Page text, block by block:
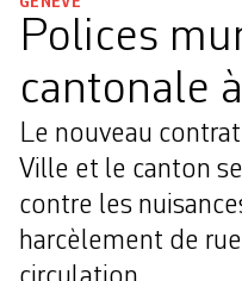
Polices
cantonale
Le nouveau
Ville et le canton
contre les
harcèlement de